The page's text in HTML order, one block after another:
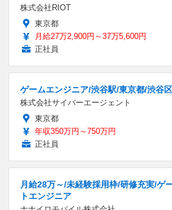
株式会社RIOT
東京都
月給27万2,900円～37万5,600円
正社員
ゲームエンジニア/渋谷駅/東京都/渋谷区
株式会社サイバーエージェント
東京都
年収350万円～750万円
正社員
月給28万～/未経験採用枠/研修充実/ゲ
トエンジニア